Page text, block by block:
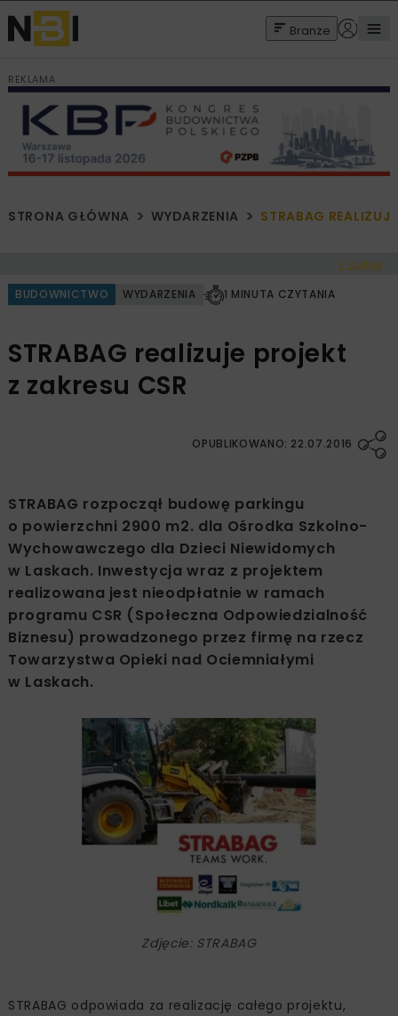
Branże
REKLAMA
STRONA GŁÓWNA WYDARZENIA STRABAG
< Cofnij
BUDOWNICTWO WYDARZENIA 1 MINUTA CZYTANIA
STRABAG realizuje projekt
z zakresu CSR
OPUBLIKOWANO: 22.07.2016
STRABAG rozpoczął budowę parkingu
o powierzchni 2900 m2. dla Ośrodka Szkolno-
Wychowawczego dla Dzieci Niewidomych
w Laskach. Inwestycja wraz z projektem
realizowana jest nieodpłatnie w ramach
programu CSR (Społeczna Odpowiedzialność
Biznesu) prowadzonego przez firmę na rzecz
Towarzystwa Opieki nad Ociemniałymi
w Laskach.
Zdjęcie: STRABAG
STRABAG odpowiada za realizację całego projektu,